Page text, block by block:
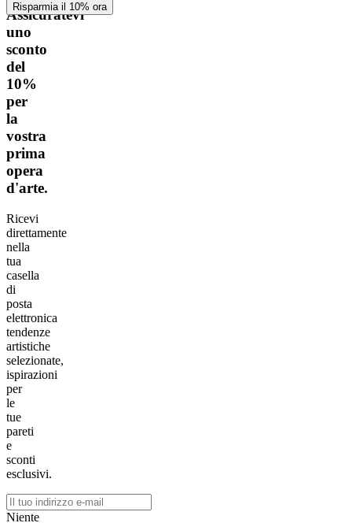
Assicuratevi
uno
sconto
del
10%
per
la
vostra
prima
opera
d'arte.
Ricevi
direttamente
nella
tua
casella
di
posta
elettronica
tendenze
artistiche
selezionate,
ispirazioni
per
le
tue
pareti
e
sconti
esclusivi.
Niente
Risparmia il 10% ora